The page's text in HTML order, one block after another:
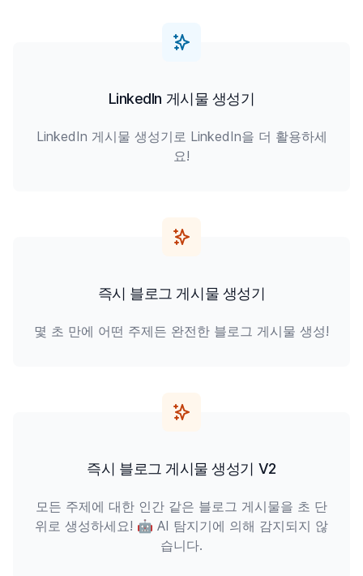
LinkedIn 게시물 생성기
LinkedIn 게시물 생성기로 LinkedIn을 더 활용하세
요!
즉시 블로그 게시물 생성기
몇 초 만에 어떤 주제든 완전한 블로그 게시물 생성!
즉시 블로그 게시물 생성기 V2
모든 주제에 대한 인간 같은 블로그 게시물을 초 단
위로 생성하세요! 🤖 AI 탐지기에 의해 감지되지 않
습니다.